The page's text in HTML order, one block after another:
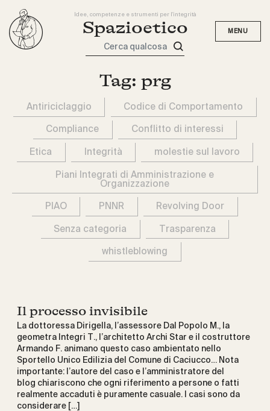
Idee, competenze e strumenti per l'integrità
Spazioetico
Cerca qualcosa
Tag: prg
Antiriciclaggio Codice di Comportamento
Compliance Conflitto di interessi
Etica Integrità molestie sul lavoro
Piani Integrati di Amministrazione e
Organizzazione
PIAO PNNR Revolving Door
Senza categoria Trasparenza
whistleblowing
Il processo invisibile
La dottoressa Dirigella, l’assessore Dal Popolo M., la
geometra Integri T., l’architetto Archi Star e il costruttore
Armando F. animano questo caso ambientato nello
Sportello Unico Edilizia del Comune di Caciucco… Nota
importante: l’autore del caso e l’amministratore del
blog chiariscono che ogni riferimento a persone o fatti
realmente accaduti è puramente casuale. I casi sono da
considerare […]